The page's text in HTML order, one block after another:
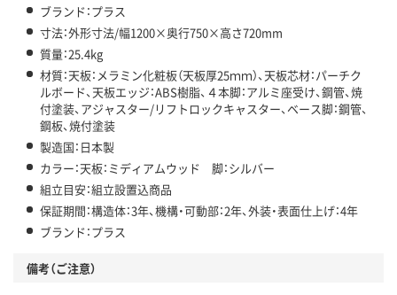
ブランド：プラス
寸法：外形寸法/幅1200×奥行750×高さ720mm
質量：25.4kg
材質：天板：メラミン化粧板（天板厚25ｍｍ）、天板芯材：パーチク
ルボード、天板エッジ：ABS樹脂、４本脚：アルミ座受け、鋼管、焼
付塗装、アジャスター/リフトロックキャスター、ベース脚：鋼管、
鋼板、焼付塗装
製造国：日本製
カラー：天板：ミディアムウッド 脚：シルバー
組立目安：組立設置込商品
保証期間：構造体：3年、機構・可動部：2年、外装・表面仕上げ：4年
ブランド：プラス
備考（ご注意）